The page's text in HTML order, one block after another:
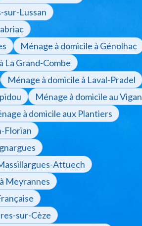
sur-Lussan
Ménage à domicile à Génolhac
La Grand-Combe
Ménage à domicile à Laval-Pradel
Ménage à domicile au Vigan
à domicile aux Plantiers
Florian
Attuech
Meyrannes
sur-Cèze